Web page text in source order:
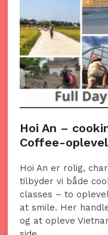
Hoi An –
Coffee-
Hoi An er rolig,
tilbyder vi både
classes – to
at smile. Her
og at opleve